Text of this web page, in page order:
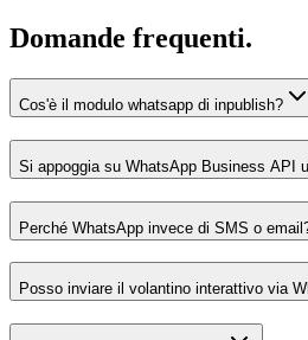
Domande frequenti.
Cos'è il modulo whatsapp di inpublish?
Si appoggia su WhatsApp Business API
Perché WhatsApp invece di SMS o
Posso inviare il volantino interattivo via